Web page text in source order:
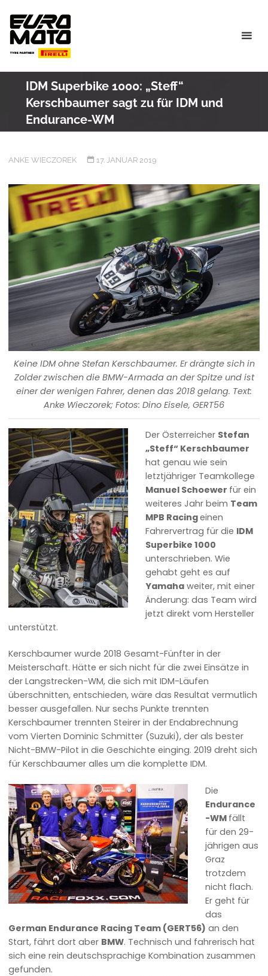
content
IDM Superbike 1000: „Steff“
Kerschbaumer sagt zu für IDM und
Endurance-WM
ANKE WIECZOREK 17. JANUAR 2019
Keine IDM ohne Stefan Kerschbaumer. Er drängte sich in
Zolder zwischen die BMW-Armada an der Spitze und ist
einer der wenigen Fahrer, denen das 2018 gelang. Text:
Anke Wieczorek; Fotos: Dino Eisele, GERT56
Der Österreicher Stefan
„Steff“ Kerschbaumer
hat genau wie sein
letztjähriger Teamkollege
Manuel Schoewer für ein
weiteres Jahr beim Team
MPB Racingeinen
Fahrervertrag für die IDM
Superbike 1000
unterschrieben. Wie
gehabt geht es auf
Yamaha weiter, mit einer
Änderung: das Team wird
jetzt direkt vom Hersteller
unterstützt.
Kerschbaumer wurde 2018 Gesamt-Fünfter in der
Meisterschaft. Hätte er sich nicht für die zwei Einsätze in
der Langstrecken-WM, die sich mit IDM-Läufen
überschnitten, entschieden, wäre das Resultat vermutlich
besser ausgefallen. Nur sechs Punkte trennten
Kerschbaumer trennten Steirer in der Endabrechnung
vom Vierten Dominic Schmitter (Suzuki), der als bester
Nicht-BMW-Pilot in die Geschichte einging. 2019 dreht sich
für Kerschbaumer alles um die komplette IDM.
Die
Endurance
-WM fällt
für den 29-
jährigen aus
Graz
trotzdem
nicht flach.
Er geht für
das
German Endurance Racing Team (GERT56) an den
Start, fährt dort aber BMW. Technisch und fahrerisch hat
sich eine rein deutschsprachige Kombination zusammen
gefunden.